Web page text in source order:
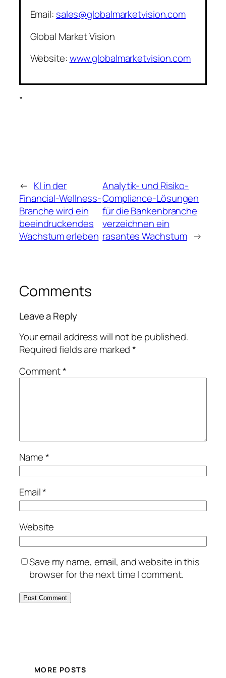
Email: sales@globalmarketvision.com
Global Market Vision
Website:www.globalmarketvision.com
”
← KI in der
Financial-Wellness-
Branche wird ein
beeindruckendes
Wachstum erleben
Analytik- und Risiko-
Compliance-Lösungen
für die Bankenbranche
verzeichnen ein
rasantes Wachstum →
Comments
Leave a Reply
Your email address will not be published.
Required fields are marked*
Comment*
Name*
Email*
Website
Save my name, email, and website in this
browser for the next time I comment.
MORE POSTS